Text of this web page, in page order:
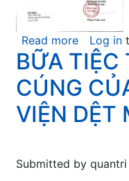
để
xe
cho
nhân
viên
Trung
tâm
Y
Bệnh
Read more about
Tuyển
dụng
vị
trí
Nhân
nghệ
Log in
BỮA TIỆC
CÚNG
VIỆN DỆT
Submitted by quantri